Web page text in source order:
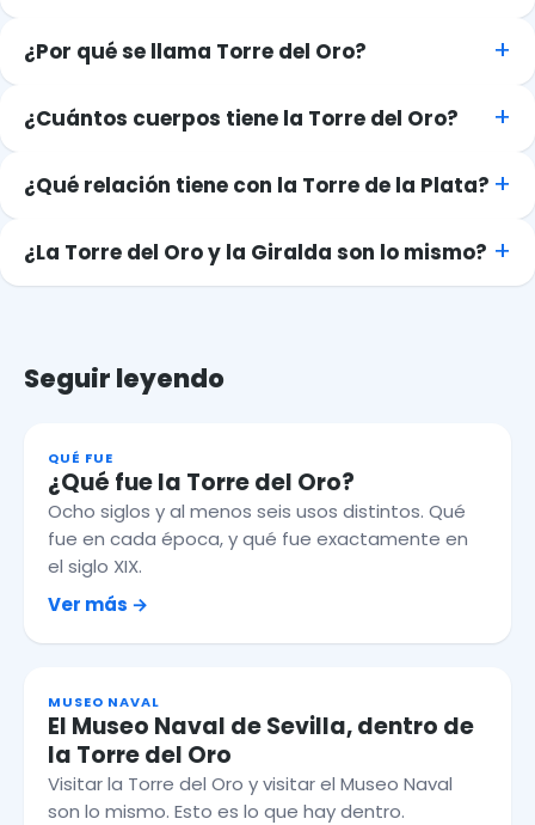
¿Por qué se llama Torre del Oro?
¿Cuántos cuerpos tiene la Torre del Oro?
¿Qué relación tiene con la Torre de la Plata?
¿La Torre del Oro y la Giralda son lo mismo?
Seguir leyendo
QUÉ FUE
¿Qué fue la Torre del Oro?
Ocho siglos y al menos seis usos distintos. Qué
fue en cada época, y qué fue exactamente en
el siglo XIX.
Ver más
MUSEO NAVAL
El Museo Naval de Sevilla, dentro de
la Torre del Oro
Visitar la Torre del Oro y visitar el Museo Naval
son lo mismo. Esto es lo que hay dentro.